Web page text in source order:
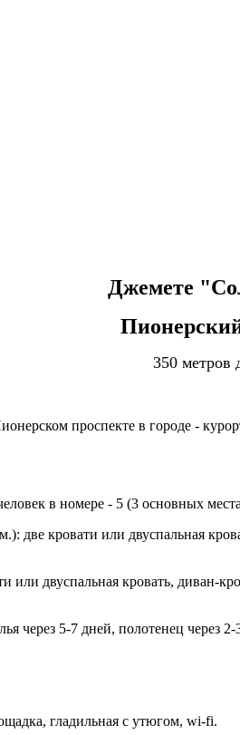
Джемете
350 метров
проспекте в городе -
в номере - 5 (3 основных
две кровати или двуспальная
или двуспальная кровать, диван-
через 5-7 дней, полотенец через 2-
гладильная с утюгом, wi-fi.